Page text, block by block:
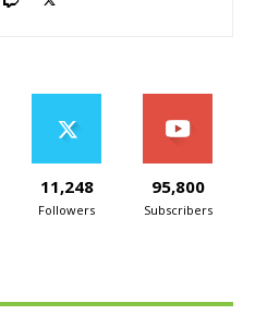
11,248
Followers
95,800
Subscribers